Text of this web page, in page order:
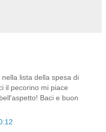
lista della spesa di
il pecorino mi piace
Baci e buon